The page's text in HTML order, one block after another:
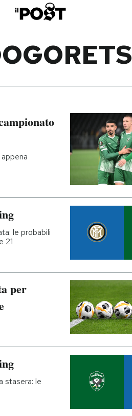
le probabili
21
per
stasera: le